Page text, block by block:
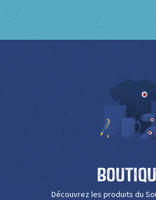
Découvrez les produits du